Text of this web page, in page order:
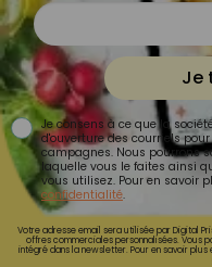
Je
Je consens à ce que la
d'ouverture des courriels
campagnes. Nous pourrons
laquelle vous le faites ainsi
vous utilisez. Pour en savoir
confidentialité.
Votre adresse email sera utilisée par Digital
offres commerciales personnalisées. Vous
intégré dans la newsletter. Pour en savoir